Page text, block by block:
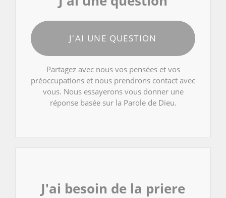
J'AI UNE QUESTION
Partagez avec nous vos pensées et vos
préoccupations et nous prendrons contact avec
vous. Nous essayerons vous donner une
réponse basée sur la Parole de Dieu.
J'ai besoin de la priere